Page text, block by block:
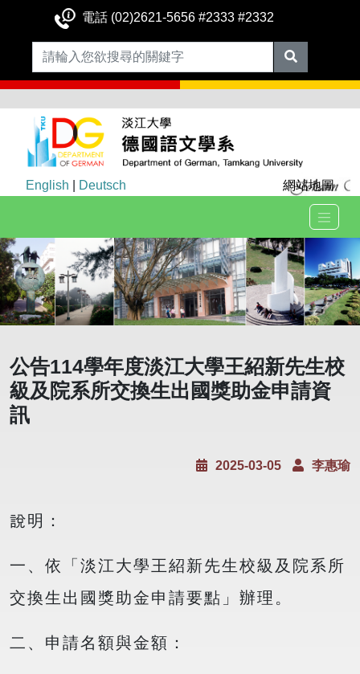
電話 (02)2621-5656 #2333 #2332
English Deutsch 網站地圖
公告114學年度淡江大學王紹新先生校
級及院系所交換生出國獎助金申請資
訊
2025-03-05 李惠瑜
說明：
一、依「淡江大學王紹新先生校級及院系所
交換生出國獎助金申請要點」辦理。
二、申請名額與金額：